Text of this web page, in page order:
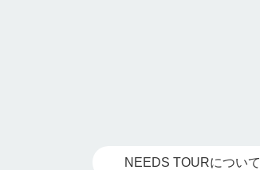
NEEDS TOURについて